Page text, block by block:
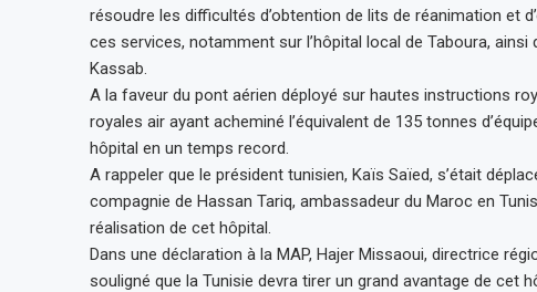
résoudre les difficultés d’obtention de lits de réanimation et
ces services, notamment sur l’hôpital local de Taboura, ainsi
Kassab.
A la faveur du pont aérien déployé sur hautes instructions
royales air ayant acheminé l’équivalent de 135 tonnes
hôpital en un temps record.
A rappeler que le président tunisien, Kaïs Saïed, s’était
compagnie de Hassan Tariq, ambassadeur du Maroc en
réalisation de cet hôpital.
Dans une déclaration à la MAP, Hajer Missaoui, directrice
souligné que la Tunisie devra tirer un grand avantage de cet